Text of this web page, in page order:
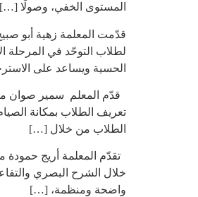
المستوى الخفي، وصولًا […]
قدّمت المعلمة زهية أبو
لطلاب التوحّد في المرحلة
الحسية ويساعد على
قدّم المعلم سمير صوان
تعريف الطلاب بمكانة
الطلاب من خلال […]
تقدّم المعلمة أريج حمودة
واضحة ومنظمة، […]